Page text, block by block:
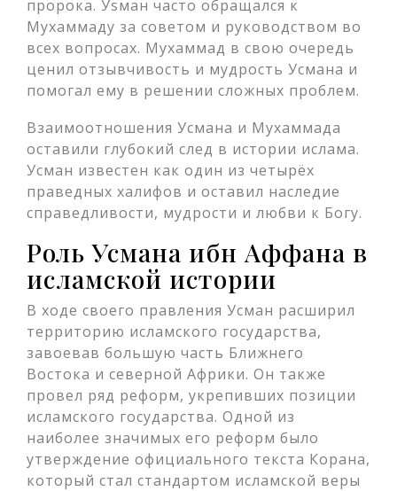
пророка. Уsман часто обращался к
Мухаммаду за советом и руководством во
всех вопросах. Мухаммад в свою очередь
ценил отзывчивость и мудрость Усмана и
помогал ему в решении сложных проблем.
Взаимоотношения Усмана и Мухаммада
оставили глубокий след в истории ислама.
Усман известен как один из четырёх
праведных халифов и оставил наследие
справедливости, мудрости и любви к Богу.
Роль Усмана ибн Аффана в
исламской истории
В ходе своего правления Усман расширил
территорию исламского государства,
завоевав большую часть Ближнего
Востока и северной Африки. Он также
провел ряд реформ, укрепивших позиции
исламского государства. Одной из
наиболее значимых его реформ было
утверждение официального текста Корана,
который стал стандартом исламской веры